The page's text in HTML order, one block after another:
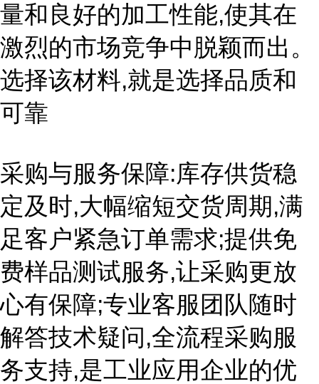
量和良好的加工性能,使其在
激烈的市场竞争中脱颖而出。
选择该材料,就是选择品质和
可靠
采购与服务保障:库存供货稳
定及时,大幅缩短交货周期,满
足客户紧急订单需求;提供免
费样品测试服务,让采购更放
心有保障;专业客服团队随时
解答技术疑问,全流程采购服
务支持,是工业应用企业的优